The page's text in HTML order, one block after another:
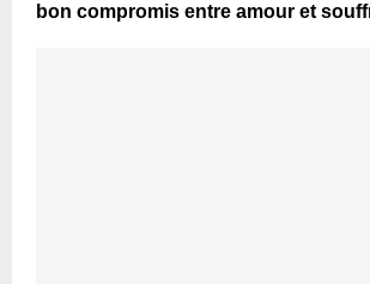
bon compromis entre amour et